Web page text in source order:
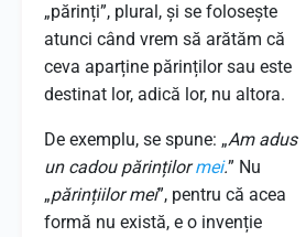
„părinți”, plural, și se folosește
atunci când vrem să arătăm că
ceva aparține părinților sau este
destinat lor, adică lor, nu altora.
De exemplu, se spune: „Am adus
un cadou părințilormei.” Nu
„părințiilor mei”, pentru că acea
formă nu există, e o invenție